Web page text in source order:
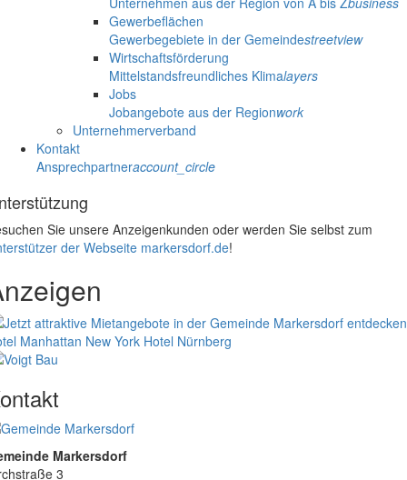
Gewerbeflächen
Gewerbegebiete in der Gemeindestreetview
Wirtschaftsförderung
Mittelstandsfreundliches Klimalayers
Jobs
Jobangebote aus der Regionwork
Unternehmerverband
Kontakt
Ansprechpartneraccount_circle
Sie unsere Anzeigenkunden oder werden Sie selbst zum
der Webseite markersdorf.de!
Manhattan New York Hotel Nürnberg
Markersdorf
3